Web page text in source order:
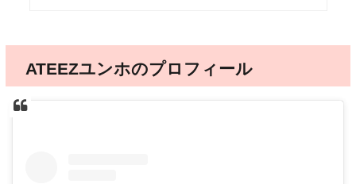
ATEEZユンホのプロフィール